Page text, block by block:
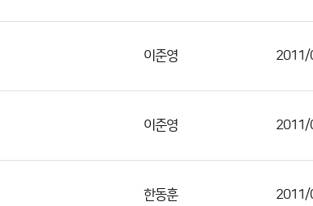
이준영 2011/
이준영 2011/
한동훈 2011/